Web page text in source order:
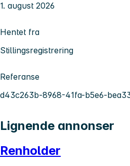
1. august 2026
Hentet fra
Stillingsregistrering
Referanse
d43c263b-8968-41fa-b5e6-
Lignende annonser
Renholder